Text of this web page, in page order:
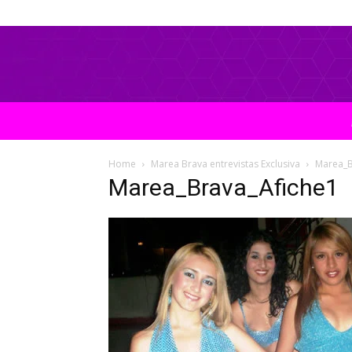
Home Marea Brava entrevistas Exclusiva
Marea_Brava_Afiche1